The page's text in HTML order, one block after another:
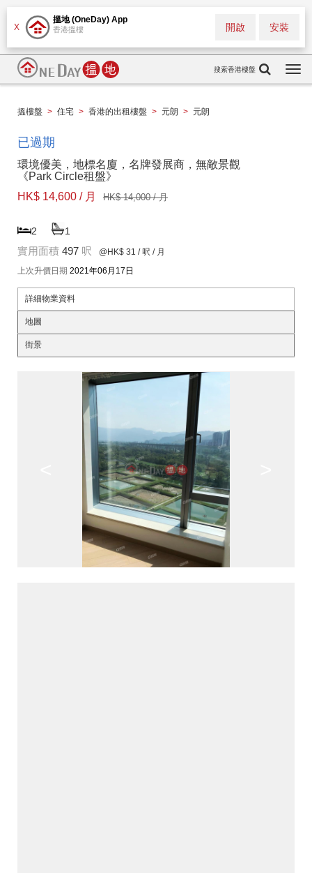
X
搵地 (OneDay) App
香港搵樓 安裝
開啟
搜索香港樓盤
搵樓盤 > 住宅 > 香港的出租樓盤 > 元朗 > 元朗
已過期
環境優美，地標名廈，名牌發展商，無敵景觀
《Park Circle租盤》
HK$ 14,600 / 月
HK$ 14,000 / 月
2 1
實用面積 497 呎 @HK$ 31 / 呎 / 月
上次升價日期 2021年06月17日
詳細物業資料
地圖
街景